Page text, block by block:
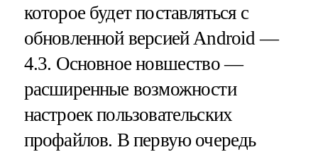
которое будет поставляться с
обновленной версией Android —
4.3. Основное новшество —
расширенные возможности
настроек пользовательских
профайлов. В первую очередь